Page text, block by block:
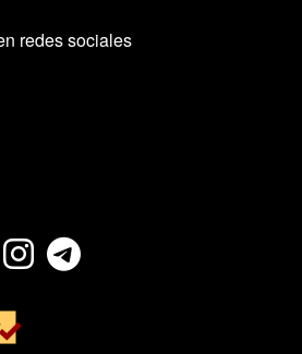
redes sociales